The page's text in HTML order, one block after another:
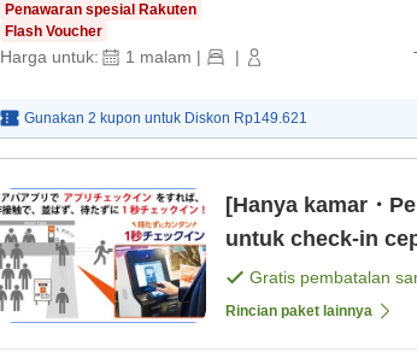
Penawaran spesial Rakuten
Flash Voucher
Harga untuk: 1 malam | |
Gunakan 2 kupon untuk Diskon Rp149.621
[Hanya kamar・
untuk check-in
Gratis pembatalan
Rincian paket lainnya